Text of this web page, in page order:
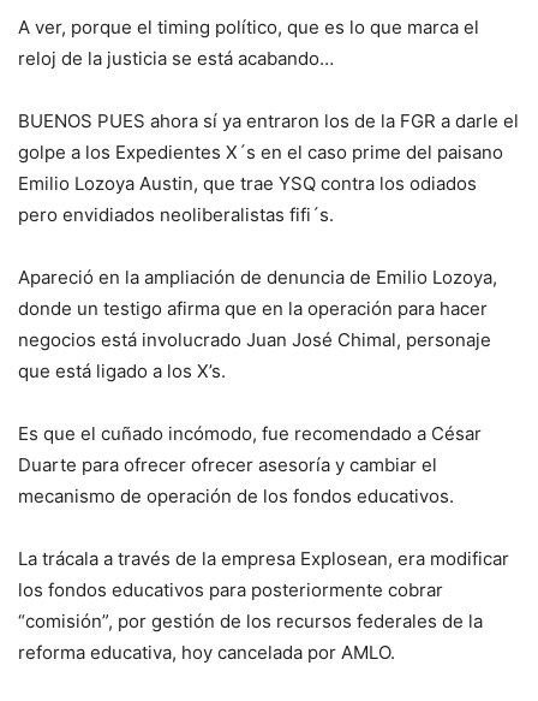
A ver, porque el timing político, que es lo que marca el
reloj de la justicia se está acabando…
BUENOS PUES ahora sí ya entraron los de la FGR a darle el
golpe a los Expedientes X´s en el caso prime del paisano
Emilio Lozoya Austin, que trae YSQ contra los odiados
pero envidiados neoliberalistas fifi´s.
Apareció en la ampliación de denuncia de Emilio Lozoya,
donde un testigo afirma que en la operación para hacer
negocios está involucrado Juan José Chimal, personaje
que está ligado a los X’s.
Es que el cuñado incómodo, fue recomendado a César
Duarte para ofrecer ofrecer asesoría y cambiar el
mecanismo de operación de los fondos educativos.
La trácala a través de la empresa Explosean, era modificar
los fondos educativos para posteriormente cobrar
“comisión”, por gestión de los recursos federales de la
reforma educativa, hoy cancelada por AMLO.